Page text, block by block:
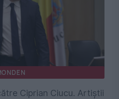
Ciprian Ciucu. Artiștii